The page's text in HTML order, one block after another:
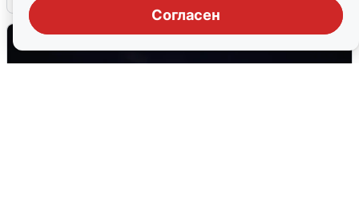
Согласен